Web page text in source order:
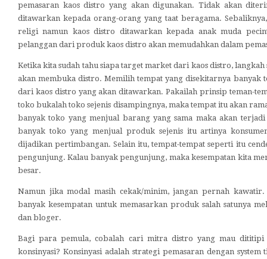
pemasaran kaos distro yang akan digunakan. Tidak akan
ditawarkan kepada orang-orang yang taat beragama.
religi namun kaos distro ditawarkan kepada anak muda
pelanggan dari produk kaos distro akan memudahkan dalam
Ketika kita sudah tahu siapa target market dari kaos distro,
akan membuka distro. Memilih tempat yang disekitarnya banyak
dari kaos distro yang akan ditawarkan. Pakailah prinsip teman-
toko bukalah toko sejenis disampingnya, maka tempat itu akan
banyak toko yang menjual barang yang sama maka akan
banyak toko yang menjual produk sejenis itu artinya
dijadikan pertimbangan. Selain itu, tempat-tempat seperti itu
pengunjung. Kalau banyak pengunjung, maka kesempatan kita
besar.
Namun jika modal masih cekak/minim, jangan pernah
banyak kesempatan untuk memasarkan produk salah satunya
dan bloger.
Bagi para pemula, cobalah cari mitra distro yang mau
konsinyasi? Konsinyasi adalah strategi pemasaran dengan